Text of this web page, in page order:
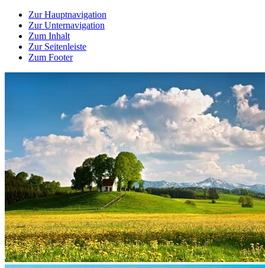
Zur Hauptnavigation
Zur Unternavigation
Zum Inhalt
Zur Seitenleiste
Zum Footer